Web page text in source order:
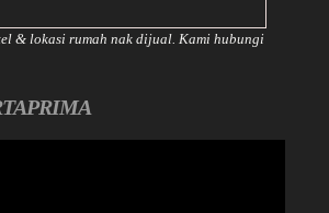
& lokasi rumah nak dijual. Kami hubungi